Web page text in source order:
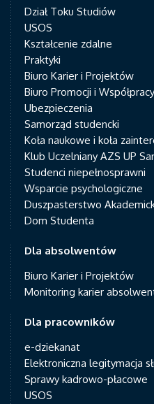
Dział Toku Studiów
USOS
Kształcenie zdalne
Praktyki
Biuro Karier i Projektów
Biuro Promocji i
Ubezpieczenia
Samorząd studencki
Koła naukowe i koła
Klub Uczelniany AZS UP
Studenci niepełnosprawni
Wsparcie psychologiczne
Duszpasterstwo
Dom Studenta
Dla absolwentów
Biuro Karier i Projektów
Monitoring karier
Dla pracowników
e-dziekanat
Elektroniczna legitymacja
Sprawy kadrowo-płacowe
USOS